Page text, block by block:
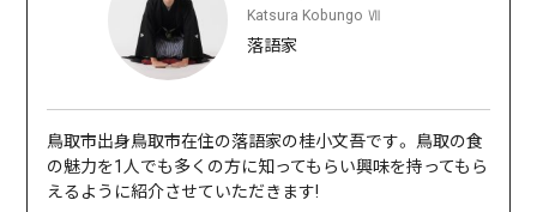
Katsura Kobungo Ⅶ
落語家
鳥取市出身鳥取市在住の落語家の桂小文吾です。 鳥取の食
の魅力を1人でも多くの方に知ってもらい興味を持ってもら
えるように紹介させていただきます!